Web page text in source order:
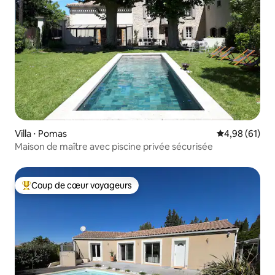
Villa ⋅ Pomas Évaluation
4,98 (61)
Maison de maître avec piscine privée sécurisée
Coups de cœur voyageurs les plus appréciés
Coup de cœur voyageurs